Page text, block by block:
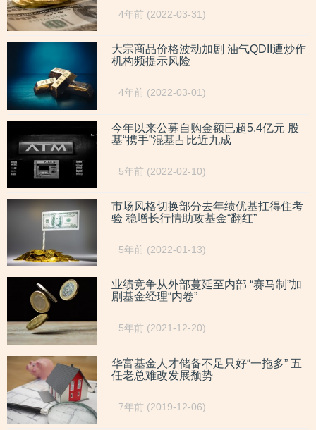
4年前 (2022-03-31)
大宗商品价格波动加剧 油气QDII遭炒作
机构频提示风险
4年前 (2022-03-01)
今年以来公募自购金额已超5.4亿元 股
基“携手”混基占比近九成
5年前 (2022-02-10)
市场风格切换部分去年绩优基扛得住考
验 稳增长行情助攻基金“翻红”
5年前 (2022-01-13)
业绩竞争从外部蔓延至内部 “赛马制”加
剧基金经理“内卷”
5年前 (2021-12-20)
华富基金人才储备不足只好“一拖多” 五
任老总难改发展颓势
7年前 (2019-12-06)